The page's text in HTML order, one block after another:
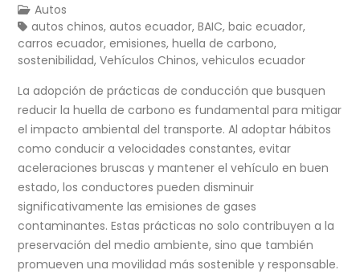
Autos
autos chinos,autos ecuador,BAIC,baic ecuador,
carros ecuador,emisiones,huella de carbono,
sostenibilidad,Vehículos Chinos,vehiculos ecuador
La adopción de prácticas de conducción que busquen
reducir la huella de carbono es fundamental para mitigar
el impacto ambiental del transporte. Al adoptar hábitos
como conducir a velocidades constantes, evitar
aceleraciones bruscas y mantener el vehículo en buen
estado, los conductores pueden disminuir
significativamente las emisiones de gases
contaminantes. Estas prácticas no solo contribuyen a la
preservación del medio ambiente, sino que también
promueven una movilidad más sostenible y responsable.